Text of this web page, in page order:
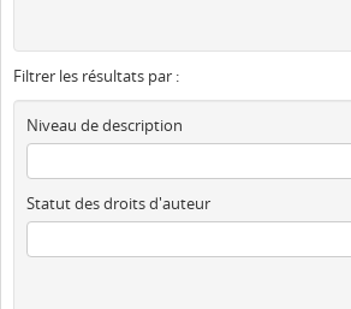
Filtrer les résultats par :
Niveau de description
Statut des droits d'auteur